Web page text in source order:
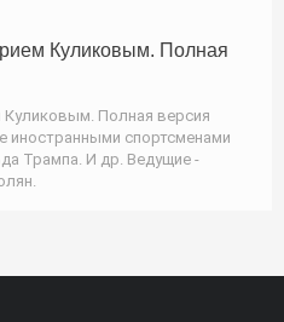
Куликовым. Полная
Полная версия
иностранными спортсменами
Трампа. И др. Ведущие -